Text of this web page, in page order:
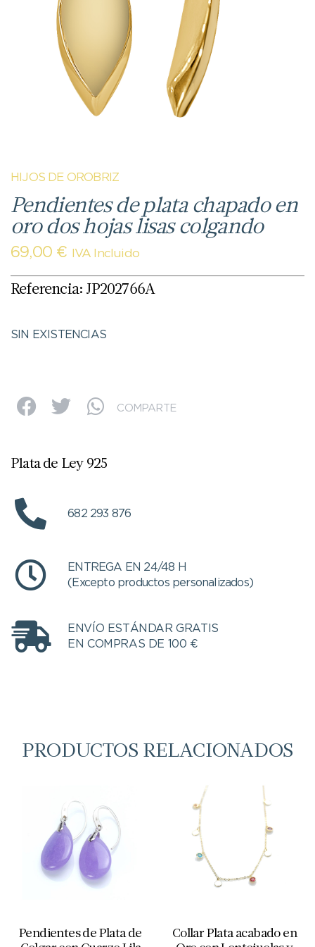
HIJOS DE OROBRIZ
Pendientes de plata chapado en
oro dos hojas lisas colgando
69,00 € IVA Incluido
Referencia: JP202766A
SIN EXISTENCIAS
COMPARTE
Plata de Ley 925
682 293 876
ENTREGA EN 24/48 H
(Excepto productos personalizados)
ENVÍO ESTÁNDAR GRATIS
EN COMPRAS DE 100 €
PRODUCTOS RELACIONADOS
Pendientes de Plata de
Collar Plata acabado en